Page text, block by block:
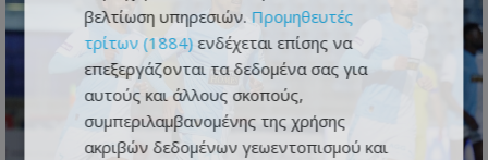
βελτίωση υπηρεσιών. Προμηθευτές
τρίτων (1884) ενδέχεται επίσης να
επεξεργάζονται τα δεδομένα σας για
αυτούς και άλλους σκοπούς,
συμπεριλαμβανομένης της χρήσης
ακριβών δεδομένων γεωεντοπισμού και